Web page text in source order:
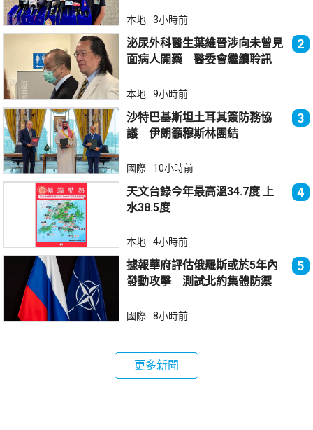
本地 3小時前
泌尿外科醫生葉維晉涉向未曾見
面病人開藥 醫委會繼續聆訊
2
本地 9小時前
沙特巴基斯坦土耳其簽防務協
議 伊朗籲穆斯林團結
3
國際 10小時前
天文台錄今年最高溫34.7度 上
水38.5度
4
本地 4小時前
據報華府評估俄羅斯或於5年內
發動攻擊 測試北約集體防禦
5
國際 8小時前
更多新聞